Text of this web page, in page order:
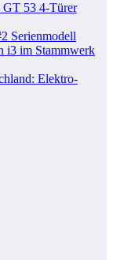
GT 53 4-Türer
Serienmodell
i3 im Stammwerk
Elektro-